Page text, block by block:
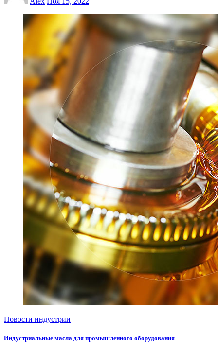
Новости индустрии
Индустриальные масла для промышленного оборудования